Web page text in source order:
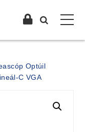
Optúil
C VGA